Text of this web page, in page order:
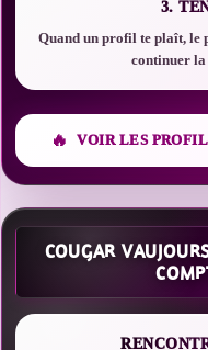
3.
Quand un profil te plaît, le
continuer la
VOIR LES
COUGAR